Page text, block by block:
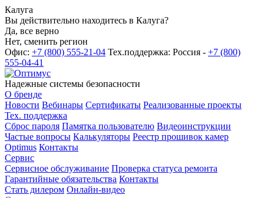
Калуга
Вы действительно находитесь в Калуга?
Да, все верно
Нет, сменить регион
Офис: +7 (800) 555-21-04 Тех.поддержка: Россия - +7 (800)
555-04-41
Надежные системы безопасности
О бренде
Новости Вебинары Сертификаты Реализованные проекты
Тех. поддержка
Сброс пароля Памятка пользователю Видеоинструкции
Частые вопросы Калькуляторы Реестр прошивок камер
Optimus Контакты
Сервис
Сервисное обслуживание Проверка статуса ремонта
Гарантийные обязательства Контакты
Стать дилером Онлайн-видео